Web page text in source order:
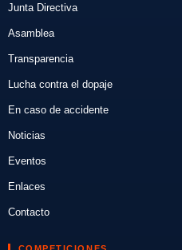
Junta Directiva
Asamblea
Transparencia
Lucha contra el dopaje
En caso de accidente
Noticias
Eventos
Enlaces
Contacto
COMPETICIONES